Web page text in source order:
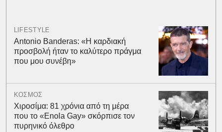
LIFESTYLE
Antonio Banderas: «Η καρδιακή
προσβολή ήταν το καλύτερο πράγμα
που μου συνέβη»
ΚΟΣΜΟΣ
Χιροσίμα: 81 χρόνια από τη μέρα
που το «Enola Gay» σκόρπισε τον
πυρηνικό όλεθρο